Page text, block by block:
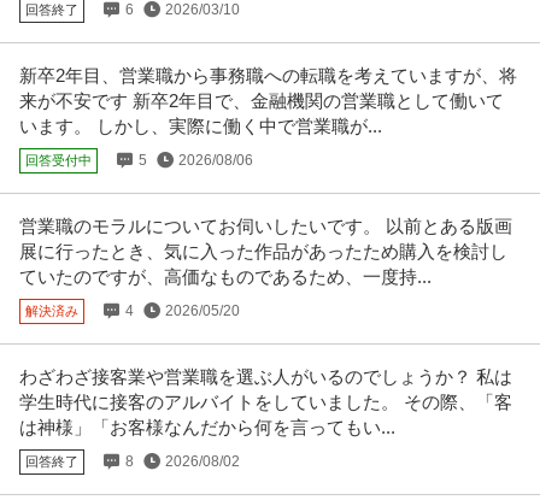
年収700万円〜800万円
【職種】営業＞法人営業 【業種】商社＞専門商社 ※会員属性などに応じ、当
該求人をビズリーチ上で閲覧
…続きを見る
提供：ビズリーチ
経理（財務会計） ／ 「経理スタッフ募集」5営業日以内の早期決
算報告を正確にやり遂げる／市場価値の高い実務力を磨く
株式会社ロジクエスト
年収500万円〜600万円
【職種】管理＞経理（財務会計） 【業種】サービス＞その他 ※会員属性など
に応じ、当該求人をビズリー…続きを見る
株式会社システム・ワークス
新着 正社員 未経験OK 交通費支給 昇給あり
月給28万円〜60万円
公益法人会計システムに強い会社/業界未経験者歓迎／ヘルプデスク／電話・
回答終了 6 2026/03/10
新卒2年目、営業職から事務職への転職を考えていますが、将
来が不安です 新卒2年目で、金融機関の営業職として働いて
います。 しかし、実際に働く中で営業職が...
回答受付中 5 2026/08/06
営業職のモラルについてお伺いしたいです。 以前とある版画
展に行ったとき、気に入った作品があったため購入を検討し
ていたのですが、高価なものであるため、一度持...
解決済み 4 2026/05/20
わざわざ接客業や営業職を選ぶ人がいるのでしょうか？ 私は
学生時代に接客のアルバイトをしていました。 その際、「客
は神様」「お客様なんだから何を言ってもい...
回答終了 8 2026/08/02